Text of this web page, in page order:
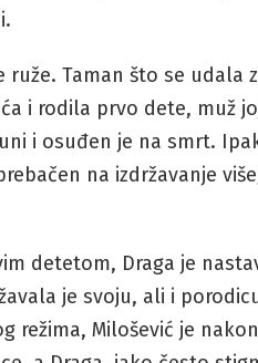
Taman što se udala
i rodila prvo dete, muž
i osuđen je na smrt.
na izdržavanje
detetom, Draga je
je svoju, ali i
režima, Milošević je